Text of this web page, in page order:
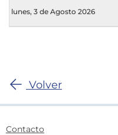
lunes, 3 de Agosto 2026
Volver
Contacto